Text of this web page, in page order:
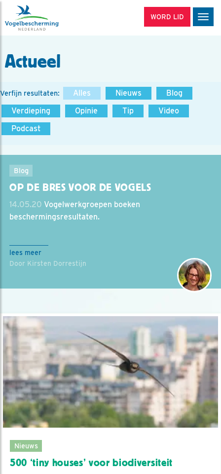
WORD LID
Actueel
Verfijn resultaten: Alles Nieuws
Blog
Verdieping
Opinie Tip
Video
Podcast
Blog
OP DE BRES VOOR DE VOGELS
14.05.20 Vogelwerkgroepen boeken
beschermingsresultaten.
lees meer
Door Kirsten Dorrestijn
Nieuws
500 ‘tiny houses’ voor biodiversiteit